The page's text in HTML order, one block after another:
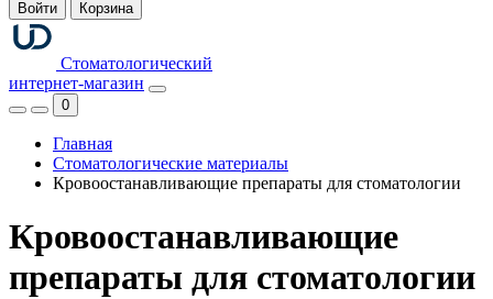
Войти Корзина
Стоматологический
интернет-магазин
0
Главная
Стоматологические материалы
Кровоостанавливающие препараты для стоматологии
Кровоостанавливающие
препараты для стоматологии